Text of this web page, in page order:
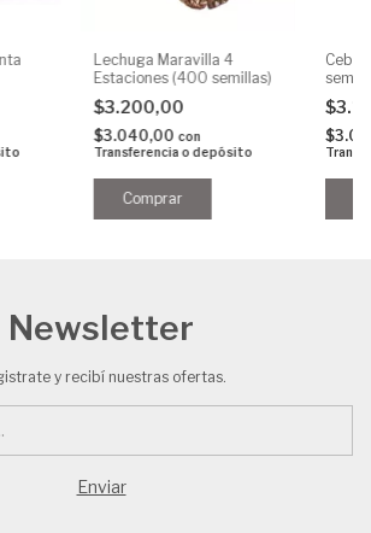
Lechuga Maravilla 4
Estaciones (400 semillas)
$3.200,00
$3.040,00 con
Transferencia o depósito
Newsletter
y recibí nuestras ofertas.